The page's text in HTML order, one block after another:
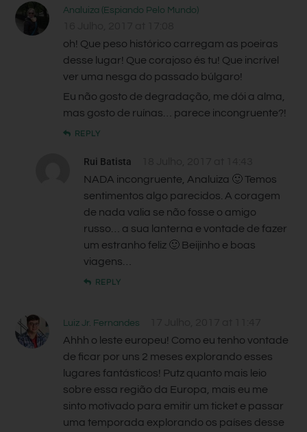
Analuiza (Espiando Pelo Mundo)
oh! Que peso histórico carregam as poeiras
desse lugar! Que corajoso és tu! Que incrível
ver uma nesga do passado búlgaro!
Eu não gosto de degradação, me dói a alma,
mas gosto de ruínas… parece incongruente?!
REPLY
Rui Batista
NADA incongruente, Analuiza 🙂 Temos
sentimentos algo parecidos. A coragem
de nada valia se não fosse o amigo
russo… a sua lanterna e vontade de fazer
um estranho feliz 🙂 Beijinho e boas
viagens…
REPLY
Luiz Jr. Fernandes
Ahhh o leste europeu! Como eu tenho vontade
de ficar por uns 2 meses explorando esses
lugares fantásticos! Putz quanto mais leio
sobre essa região da Europa, mais eu me
sinto motivado para emitir um ticket e passar
uma temporada explorando os países desse